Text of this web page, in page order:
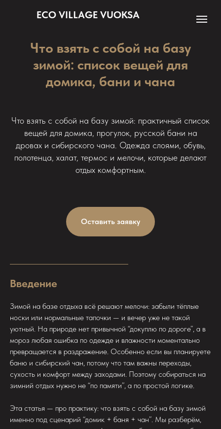
ECO VILLAGE VUOKSA
Что взять с собой на базу
зимой: список вещей для
домика, бани и чана
Что взять с собой на базу зимой: практичный список
вещей для домика, прогулок, русской бани на
дровах и сибирского чана. Одежда слоями, обувь,
полотенца, халат, термос и мелочи, которые делают
отдых комфортным.
Оставить заявку
Введение
Зимой на базе отдыха всё решают мелочи: забыли тёплые
носки или нормальные тапочки — и вечер уже не такой
уютный. На природе нет привычной “докуплю по дороге”, а в
мороз любая ошибка по одежде и влажности моментально
превращается в раздражение. Особенно если вы планируете
баню и сибирский чан, потому что там важны переходы,
сухость и комфорт между заходами. Поэтому собираться на
зимний отдых нужно не “по памяти”, а по простой логике.
Эта статья — про практику: что взять с собой на базу зимой
именно под сценарий “домик + баня + чан”. Мы разберём,